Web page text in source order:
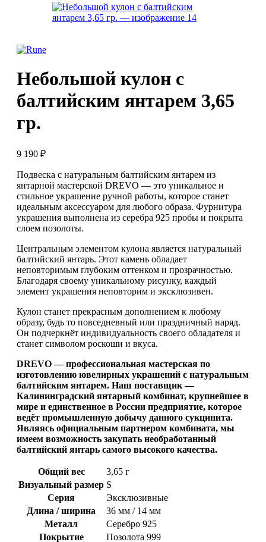
Небольшой кулон с
балтийским янтарем 3,65
гр.
9 190 ₽
Подвеска с натуральным балтийским янтарем из
янтарной мастерской DREVO — это уникальное и
стильное украшение ручной работы, которое станет
идеальным аксессуаром для любого образа. Фурнитура
украшения выполнена из серебра 925 пробы и покрыта
слоем позолоты.
Центральным элементом кулона является натуральный
балтийский янтарь. Этот камень обладает
неповторимым глубоким оттенком и прозрачностью.
Благодаря своему уникальному рисунку, каждый
элемент украшения неповторим и эксклюзивен.
Кулон станет прекрасным дополнением к любому
образу, будь то повседневный или праздничный наряд.
Он подчеркнёт индивидуальность своего обладателя и
станет символом роскоши и вкуса.
DREVO — профессиональная мастерская по
изготовлению ювелирных украшений с натуральным
балтийским янтарем. Наш поставщик —
Калининградский янтарный комбинат, крупнейшее в
мире и единственное в России предприятие, которое
ведёт промышленную добычу данного сукцинита.
Являясь официальным партнером комбината, мы
имеем возможность закупать необработанный
балтийский янтарь самого высокого качества.
Общий вес
3,65 г
Визуальный размер S
Серия
Эксклюзивные
Длина / ширина
36 мм / 14 мм
Металл
Серебро 925
Покрытие
Позолота 999